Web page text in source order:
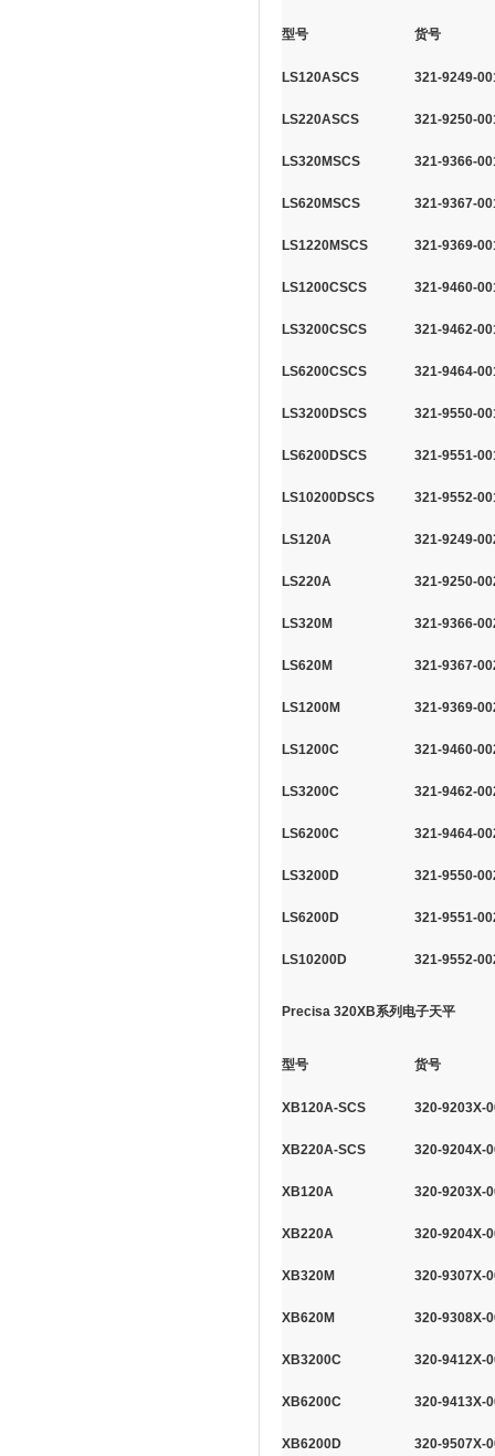
型号 货号
LS120ASCS 321-9249-
LS220ASCS 321-9250-
LS320MSCS 321-9366-
LS620MSCS 321-9367-
LS1220MSCS 321-9369-
LS1200CSCS 321-9460-
LS3200CSCS 321-9462-
LS6200CSCS 321-9464-
LS3200DSCS 321-9550-
LS6200DSCS 321-9551-
LS10200DSCS 321-9552-
LS120A 321-9249-
LS220A 321-9250-
LS320M 321-9366-
LS620M 321-9367-
LS1200M 321-9369-
LS1200C 321-9460-
LS3200C 321-9462-
LS6200C 321-9464-
LS3200D 321-9550-
LS6200D 321-9551-
LS10200D 321-9552-
Precisa 320XB系列电子天平
型号 货号
XB120A-SCS 320-9203X-
XB220A-SCS 320-9204X-
XB120A 320-9203X-
XB220A 320-9204X-
XB320M 320-9307X-
XB620M 320-9308X-
XB3200C 320-9412X-
XB6200C 320-9413X-
XB6200D 320-9507X-